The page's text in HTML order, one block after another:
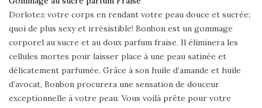
Dorlotez votre corps en rendant votre peau douce et sucrée;
quoi de plus sexy et irrésistible! Bonbon est un gommage
corporel au sucre et au doux parfum fraise. Il éliminera les
cellules mortes pour laisser place à une peau satinée et
délicatement parfumée. Grâce à son huile d’amande et huile
d’avocat, Bonbon procurera une sensation de douceur
exceptionnelle à votre peau. Vous voilà prête pour votre